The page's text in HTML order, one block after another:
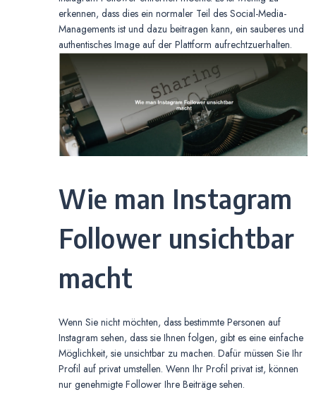
erkennen, dass dies ein normaler Teil des Social-Media-
Managements ist und dazu beitragen kann, ein sauberes und
authentisches Image auf der Plattform aufrechtzuerhalten.
Wie man Instagram
Follower unsichtbar
macht
Wenn Sie nicht möchten, dass bestimmte Personen auf
Instagram sehen, dass sie Ihnen folgen, gibt es eine einfache
Möglichkeit, sie unsichtbar zu machen. Dafür müssen Sie Ihr
Profil auf privat umstellen. Wenn Ihr Profil privat ist, können
nur genehmigte Follower Ihre Beiträge sehen.